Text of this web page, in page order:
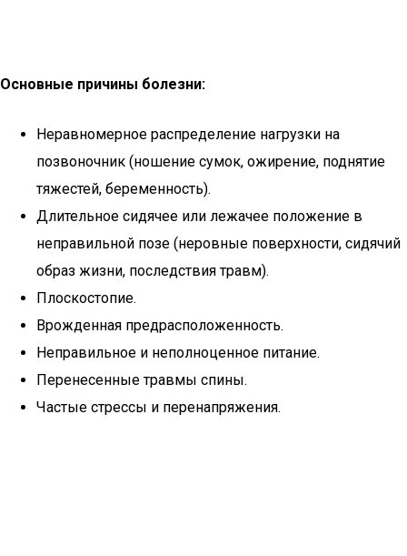
Основные причины болезни:
Неравномерное распределение нагрузки на
позвоночник (ношение сумок, ожирение, поднятие
тяжестей, беременность).
Длительное сидячее или лежачее положение в
неправильной позе (неровные поверхности, сидячий
образ жизни, последствия травм).
Плоскостопие.
Врожденная предрасположенность.
Неправильное и неполноценное питание.
Перенесенные травмы спины.
Частые стрессы и перенапряжения.